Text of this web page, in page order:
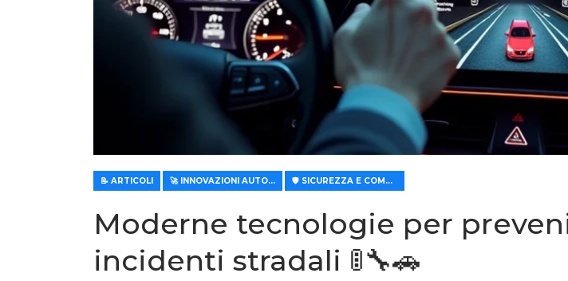
📝 ARTICOLI 🚀 INNOVAZIONI AUTOMOBILISTICHE 🛡️ SICUREZZA E COMFORT
Moderne tecnologie per
incidenti stradali 🚦🔧🚗